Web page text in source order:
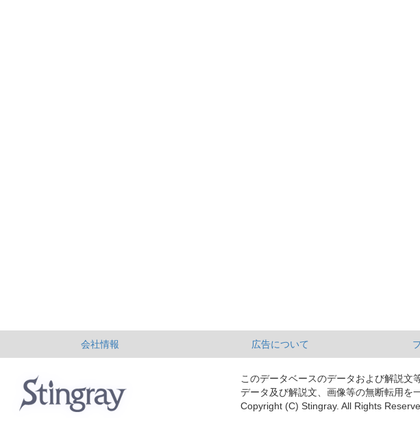
会社情報 広告について
このデータベースのデータおよび解説文
データ及び解説文、画像等の無断転用を
Copyright (C) Stingray. All Rights